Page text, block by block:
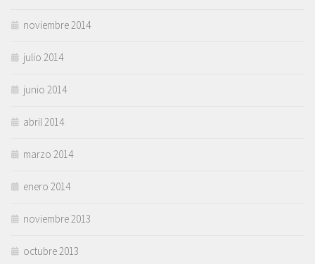
noviembre 2014
julio 2014
junio 2014
abril 2014
marzo 2014
enero 2014
noviembre 2013
octubre 2013